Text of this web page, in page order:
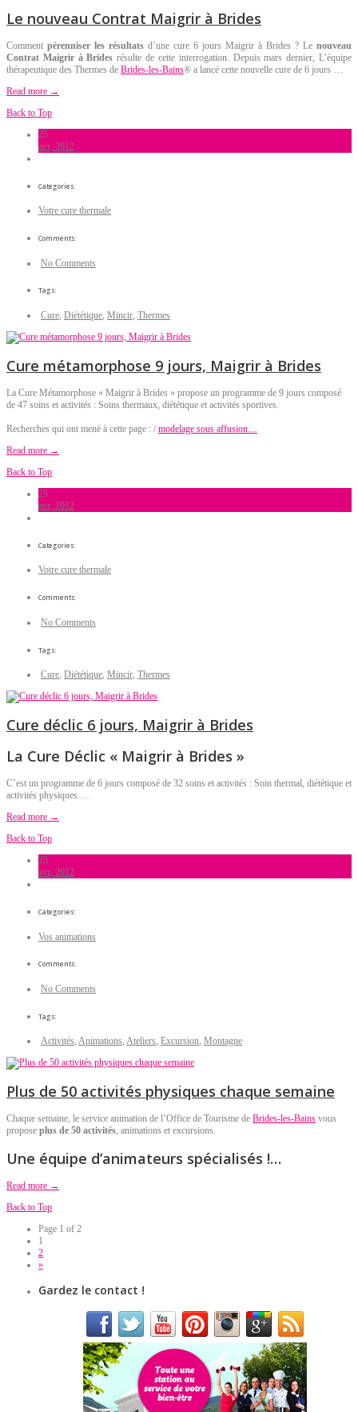
Le nouveau Contrat Maigrir à Brides
Comment pérenniser les résultats d’une cure 6 jours Maigrir à Brides ? Le nouveau
Contrat Maigrir à Brides résulte de cette interrogation. Depuis mars dernier, L’équipe
thérapeutique des Thermes de Brides-les-Bains® a lancé cette nouvelle cure de 6 jours …
Read more →
Back to Top
25
avr, 2012
Categories:
Votre cure thermale
Comments:
No Comments
Tags:
Cure, Diététique, Mincir, Thermes
Cure métamorphose 9 jours, Maigrir à Brides
La Cure Métamorphose « Maigrir à Brides » propose un programme de 9 jours composé
de 47 soins et activités : Soins thermaux, diététique et activités sportives.
Recherches qui ont mené à cette page : / modelage sous affusion…
Read more →
Back to Top
25
avr, 2012
Categories:
Votre cure thermale
Comments:
No Comments
Tags:
Cure, Diététique, Mincir, Thermes
Cure déclic 6 jours, Maigrir à Brides
La Cure Déclic « Maigrir à Brides »
C’est un programme de 6 jours composé de 32 soins et activités : Soin thermal, diététique et
activités physiques.…
Read more →
Back to Top
25
avr, 2012
Categories:
Vos animations
Comments:
No Comments
Tags:
Activités, Animations, Ateliers, Excursion, Montagne
Plus de 50 activités physiques chaque semaine
Chaque semaine, le service animation de l’Office de Tourisme de Brides-les-Bains vous
propose plus de 50 activités, animations et excursions.
Une équipe d’animateurs spécialisés !…
Read more →
Back to Top
Page 1 of 2
1
2
»
Gardez le contact !